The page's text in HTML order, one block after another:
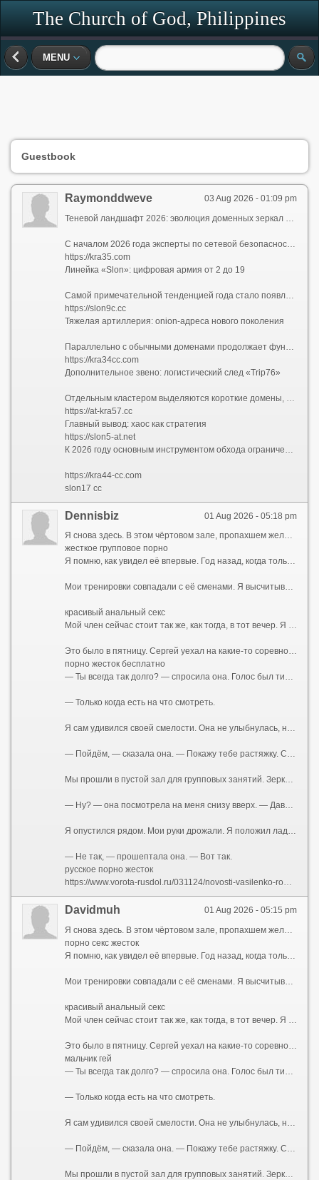
The Church of God, Philippines
MENU
Guestbook
03 Aug 2026 - 01:09 pm
Raymonddweve
С началом 2026 года эксперты по сетевой безопасности зафиксировали беспрецедентный всплеск активности в сегменте альтернативных доменных зон. Центральной точкой отсчета в этом процессе стала экосистема, ассоциируемая с обновленной kraken ссылкой 2026. Аналитики отмечают, что пользователи все чаще ищут kraken 2026 и kraken сайт 2026, однако настоящая головоломка для исследователей кроется не в самих запросах, а в том, как стремительно меняется адресное пространство под этими брендами.
https://kra35.com
Линейка «Slon»: цифровая армия от 2 до 19
Самой примечательной тенденцией года стало появление масштабной номерной серии с префиксом «slon». Она охватывает десятки вариаций — от slon2 и slon2 to / slon2.to до slon19 и slon 19 cc. Каждый из этих идентификаторов существует в трех основных доменных зонах: .to, .at и .cc. Причем технические специалисты обращают внимание на двойную природу написания — как слитного (slon12.to, slon13.at, slon14.cc), так и раздельного (slon 12 to, slon 13 at, slon 14 cc). Это создает иллюзию множества независимых ресурсов, хотя на деле речь идет об одном пуле быстро ротирующихся зеркал.
https://slon9c.cc
Тяжелая артиллерия: onion-адреса нового поколения
Параллельно с обычными доменами продолжает функционировать и глубокая сеть. В 2026 году особенно выделяются шесть длинных onion-адресов, начинающихся с префиксов «kraken2», «kraken3», «kraken4», «kraken5», «kraken6» и «kraken7». Например, kraken2trfqodidvlh4aa337cpzfrhdlfldhve5nf7njhumwr7instad.onion и его последователи — kraken3yvbvzmhytnrnuhsy772i6dfobofu652e27f5hx6y5cpj7rgyd.onion, kraken4qzqnoi7ogpzpzwrxk7mw53n5i56loydwiyonu4owxsh4g67yd.onion, kraken5af44k24fwzohe6fvqfgxfsee4lgydb3ayzkfhlzqhuwlo33ad.onion, kraken6gf6o4rxewycqwjgfchzgxyfeoj5xafqbfm4vgvyaig2vmxvyd.onion и kraken7jmgt7yhhe2c4iyilthnhcugfylcztsdhh7otrr6jgdw667pqd.onion. Эти адреса считаются более защищенными, но даже они не гарантируют подлинности — фишинговые копии научились имитировать и .onion-пространство.
https://kra34cc.com
Дополнительное звено: логистический след «Trip76»
Отдельным кластером выделяются короткие домены, связанные с меткой trip76. Наиболее часто встречаются trip76.co и trip76.at, а также их вариации без точек — trip76 co и trip76 at. По мнению ряда экспертов, эта ветка используется как тестовый полигон: новые конфигурации зеркал сначала проверяются на «trip76», а затем тиражируются в бесконечную линейку «slon». Это делает систему гибкой и трудноуязвимой для точечных блокировок.
https://at-kra57.cc
Главный вывод: хаос как стратегия
https://slon5-at.net
К 2026 году основным инструментом обхода ограничений стал именно хаотичный перебор доменов. Десятки комбинаций slon2.cc — slon19.cc, ротация зон .to, .at и .cc, смешение слитного и раздельного написания — всё это превращает мониторинг в бесконечную гонку. Однако специалисты предупреждают: подавляющее большинство таких адресов являются фейковыми. Единственная разумная тактика для обычного пользователя — полное игнорирование любых вариаций, будь то короткое slon 2.at или длинный kraken7jmgt...onion. В 2026 году безопасность начинается с простого правила: не переходить по подозрительным ссылкам, сколько бы красиво они ни были замаскированы под оригинал.
https://kra44-cc.com
slon17 cc
01 Aug 2026 - 05:18 pm
Dennisbiz
Я снова здесь. В этом чёртовом зале, пропахшем железом и чужим потом. Мои руки машинально тянут рукоятку тренажёра, мышцы ноют привычной болью, а мысли — мысли совсем не о спорте. Я смотрю на неё. Она сидит за стойкой ресепшена, перебирает бумаги, изредка поднимает глаза и улыбается входящим. Вежливо, дежурно. Но когда наши взгляды пересекаются, в её зрачках вспыхивает что-то совсем иное — тёмное, спрятанное под маской скучающей администраторши. Жена тренера. Катя.
жесткое групповое порно
Я помню, как увидел её впервые. Год назад, когда только купил абонемент. Сергей, мой тренер, здоровенный мужик с бычьей шеей и вечно красным лицом, орал на меня за неправильную технику приседа. Она подошла, подала ему бутылку воды, мельком глянула на меня — и ушла. Ничего особенного. Обычная женщина, фигуристая, с тяжёлой грудью, которую она прятала под бесформенными футболками, с длинными тёмными волосами. Но было в ней что-то такое... Приручённое. Так дикий зверь, посаженный в клетку, сохраняет грацию движений, но теряет блеск в глазах. Она была красива той красотой, которую уже не замечает муж. Я стал замечать.
Мои тренировки совпадали с её сменами. Я высчитывал дни, когда она будет за стойкой. Сергей, ничего не подозревая, продолжал орать на меня, хлопать по плечу своей лапищей, рассказывать про «базу» и «сушку», а я думал только о том, как она поправляет волосы, как облизывает губы, когда задумывается, как наклоняется над стойкой, открывая взгляду ложбинку груди. Я представлял, какая она там, под одеждой. Представлял её запах. Не дезодорант и духи, а её, настоящий, — той женщины, которая спит с Сергеем, но не любит его. Я был уверен, что не любит. По тому, как она отстранялась, когда он мимоходом хлопал её по заднице. По тому, как она вздрагивала, когда он повышал голос.
красивый анальный секс
Мой член сейчас стоит так же, как тогда, в тот вечер. Я сижу на скамье для жима, а перед глазами — не чёртово железо, а тот момент, когда всё началось.
Это было в пятницу. Сергей уехал на какие-то соревнования в область — то ли судить, то ли выступать, я так и не понял. Зал закрывался рано. Я задержался, доделывал подход, когда услышал её шаги. Она подошла, облокотилась на тренажёр рядом.
порно жесток бесплатно
— Ты всегда так долго? — спросила она. Голос был тихий, без обычной дежурной бодрости.
— Только когда есть на что смотреть.
Я сам удивился своей смелости. Она не улыбнулась, не отвела глаза. Просто смотрела на меня так, словно что-то решала. В воздухе между нами повисло напряжение. Я чувствовал запах её тела — она была после душа, но сквозь гель для душа пробивался её собственный аромат.
— Пойдём, — сказала она. — Покажу тебе растяжку. Сергей говорил, у тебя с этим проблемы.
Мы прошли в пустой зал для групповых занятий. Зеркала во всю стену. Маты на полу. Она закрыла дверь на щеколду — просто, буднично, словно делала это сто раз. Я стоял как дурак, не зная, куда девать руки. А она села на мат, развела ноги в шпагат — легко, профессионально, как умеют только гимнастки и танцовщицы. Футболка натянулась на груди, обрисовав соски. Она была без лифчика.
— Ну? — она посмотрела на меня снизу вверх. — Давай. Тянись.
Я опустился рядом. Мои руки дрожали. Я положил ладони ей на плечи, нажал — она подалась вперёд, и её дыхание коснулось моего лица.
— Не так, — прошептала она. — Вот так.
русское порно жесток
https://www.vorota-rusdol.ru/031124/novosti-vasilenko-roman-poslednie-novosti/
01 Aug 2026 - 05:15 pm
Davidmuh
порно секс жесток
Я помню, как увидел её впервые. Год назад, когда только купил абонемент. Сергей, мой тренер, здоровенный мужик с бычьей шеей и вечно красным лицом, орал на меня за неправильную технику приседа. Она подошла, подала ему бутылку воды, мельком глянула на меня — и ушла. Ничего особенного. Обычная женщина, фигуристая, с тяжёлой грудью, которую она прятала под бесформенными футболками, с длинными тёмными волосами. Но было в ней что-то такое... Приручённое. Так дикий зверь, посаженный в клетку, сохраняет грацию движений, но теряет блеск в глазах. Она была красива той красотой, которую уже не замечает муж. Я стал замечать.
Мои тренировки совпадали с её сменами. Я высчитывал дни, когда она будет за стойкой. Сергей, ничего не подозревая, продолжал орать на меня, хлопать по плечу своей лапищей, рассказывать про «базу» и «сушку», а я думал только о том, как она поправляет волосы, как облизывает губы, когда задумывается, как наклоняется над стойкой, открывая взгляду ложбинку груди. Я представлял, какая она там, под одеждой. Представлял её запах. Не дезодорант и духи, а её, настоящий, — той женщины, которая спит с Сергеем, но не любит его. Я был уверен, что не любит. По тому, как она отстранялась, когда он мимоходом хлопал её по заднице. По тому, как она вздрагивала, когда он повышал голос.
красивый анальный секс
Мой член сейчас стоит так же, как тогда, в тот вечер. Я сижу на скамье для жима, а перед глазами — не чёртово железо, а тот момент, когда всё началось.
Это было в пятницу. Сергей уехал на какие-то соревнования в область — то ли судить, то ли выступать, я так и не понял. Зал закрывался рано. Я задержался, доделывал подход, когда услышал её шаги. Она подошла, облокотилась на тренажёр рядом.
мальчик гей
— Ты всегда так долго? — спросила она. Голос был тихий, без обычной дежурной бодрости.
— Только когда есть на что смотреть.
Я сам удивился своей смелости. Она не улыбнулась, не отвела глаза. Просто смотрела на меня так, словно что-то решала. В воздухе между нами повисло напряжение. Я чувствовал запах её тела — она была после душа, но сквозь гель для душа пробивался её собственный аромат.
— Пойдём, — сказала она. — Покажу тебе растяжку. Сергей говорил, у тебя с этим проблемы.
Мы прошли в пустой зал для групповых занятий. Зеркала во всю стену. Маты на полу. Она закрыла дверь на щеколду — просто, буднично, словно делала это сто раз. Я стоял как дурак, не зная, куда девать руки. А она села на мат, развела ноги в шпагат — легко, профессионально, как умеют только гимнастки и танцовщицы. Футболка натянулась на груди, обрисовав соски. Она была без лифчика.